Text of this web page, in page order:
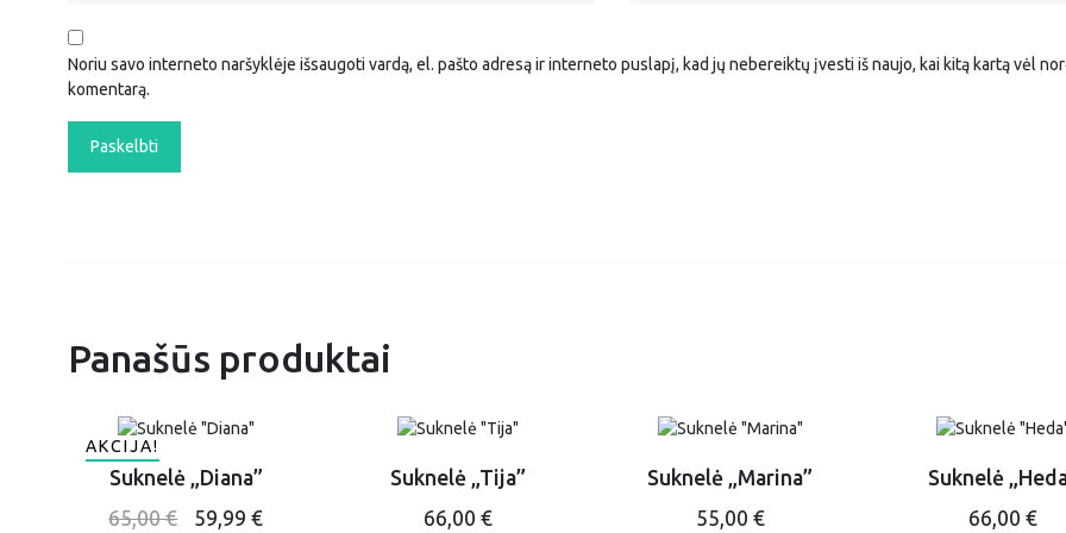
Noriu savo interneto naršyklėje išsaugoti vardą, el. pašto adresą ir interneto puslapį, kad jų nebereiktų įvesti iš naujo, kai kitą kartą vėl
komentarą.
Panašūs produktai
AKCIJA!
Suknelė „Diana”
65,00€ Original
59,99€Current
This
Suknelė „Tija”
66,00€This
Suknelė „Marina”
55,00 €This
Suknelė
66,00 €This